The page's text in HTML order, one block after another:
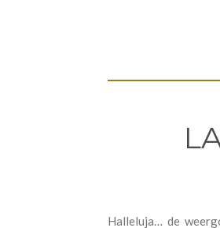
Halleluja… de